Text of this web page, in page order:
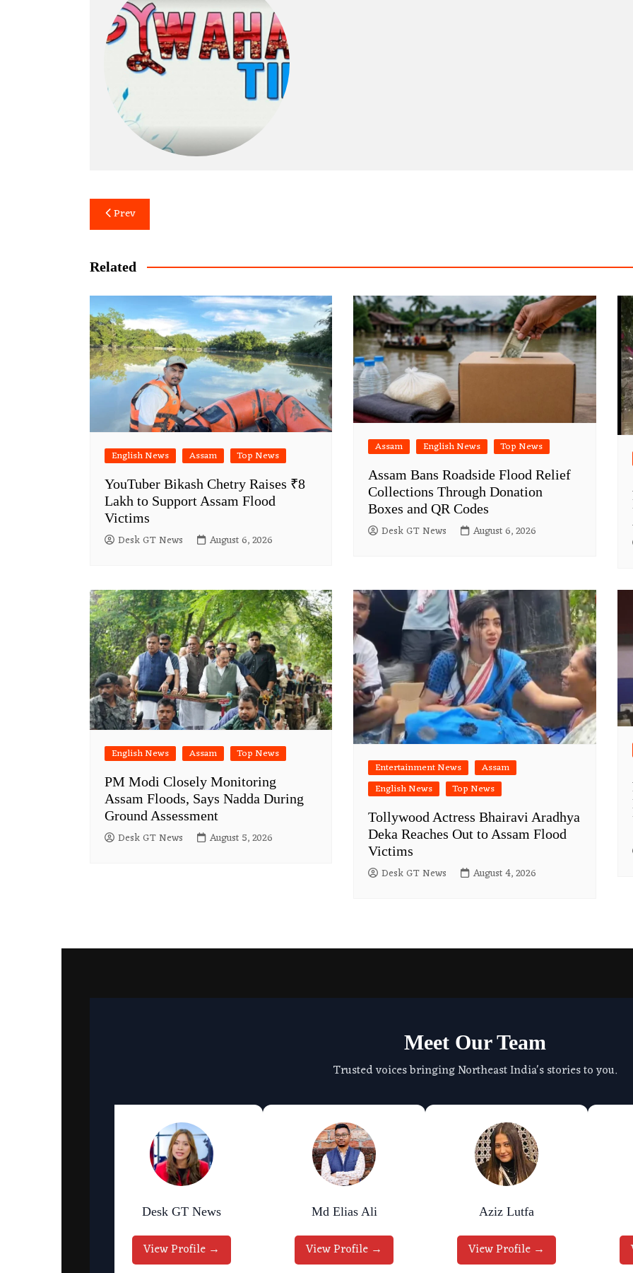
Post
navigation
Prev
Related
English News Assam Top News
YouTuber Bikash Chetry Raises ₹8
Lakh to Support Assam Flood
Victims
Desk GT News August 6, 2026
Assam English News Top News
Assam Bans Roadside Flood Relief
Collections Through Donation
Boxes and QR Codes
Desk GT News August 6, 2026
English News Assam Top News
PM Modi Closely Monitoring
Assam Floods, Says Nadda During
Ground Assessment
Desk GT News August 5, 2026
Entertainment News
Assam
English News
Top News
Tollywood Actress Bhairavi Aradhya
Deka Reaches Out to Assam Flood
Victims
Desk GT News August 4, 2026
Meet Our Team
Trusted voices bringing Northeast India's stories to you.
Desk GT News
View Profile →
Md Elias Ali
View Profile →
Aziz Lutfa
View Profile →